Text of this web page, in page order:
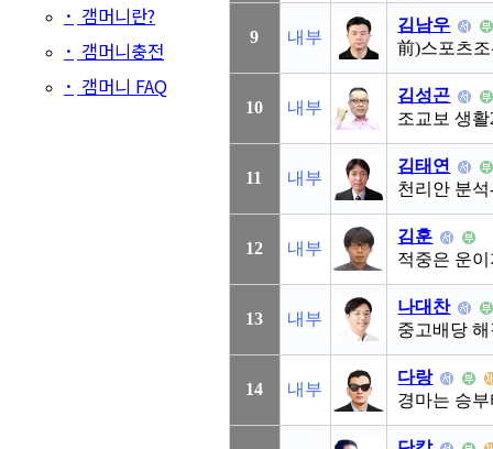
· 갬머니란?
· 갬머니충전
· 갬머니 FAQ
9 내부
김남우
前)스포츠
10 내부
김성곤
조교보 생
11 내부
김태연
천리안 분
12 내부
김훈
적중은 운
13 내부
나대찬
중고배당
14 내부
다랑
경마는 승